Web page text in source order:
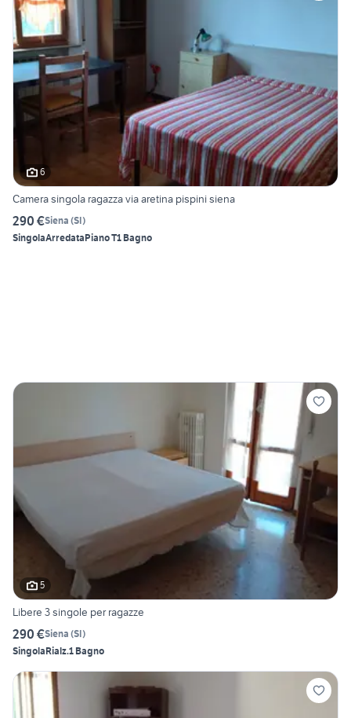
6
Camera singola ragazza via aretina pispini siena
290 €Siena (SI)
SingolaArredataPiano T1 Bagno
5
Libere 3 singole per ragazze
290 €Siena (SI)
SingolaRialz.1 Bagno